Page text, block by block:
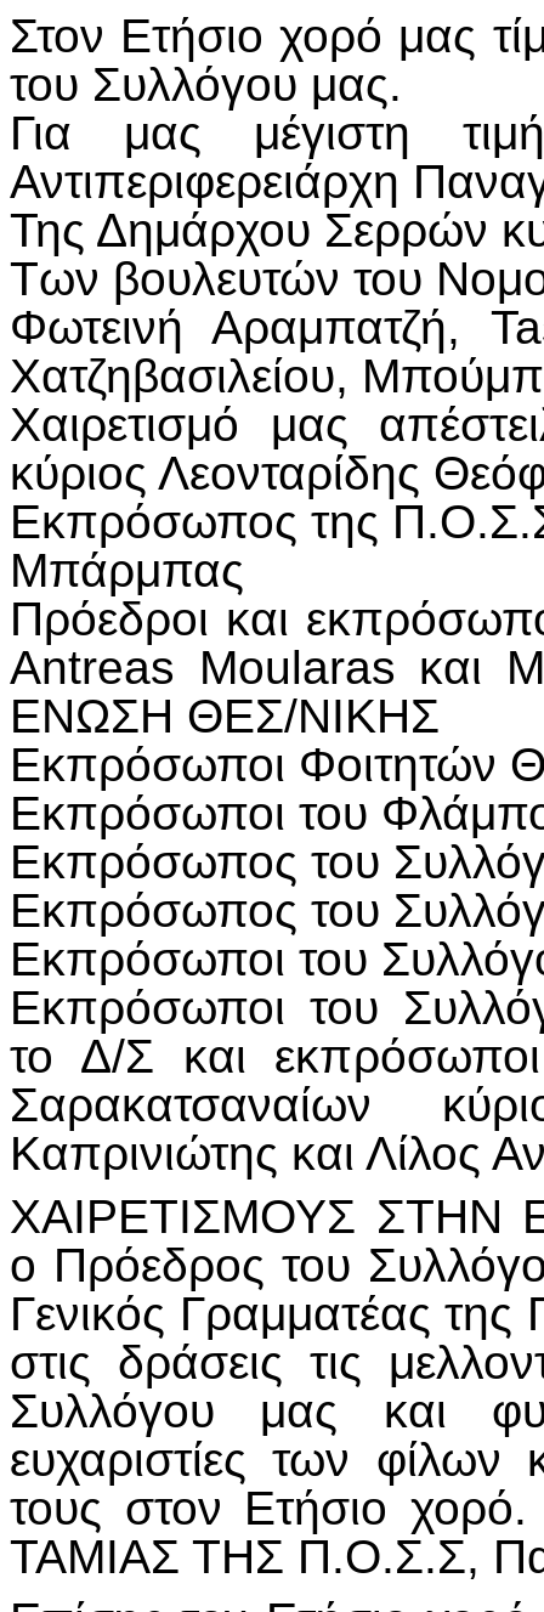
Στον Ετήσιο χορό μας
του Συλλόγου μας.
Για μας μέγιστη
Αντιπεριφερειάρχη
Της Δημάρχου Σερρών
Των βουλευτών του
Φωτεινή Αραμπατζή,
Χατζηβασιλείου,
Χαιρετισμό μας
κύριος Λεονταρίδης
Εκπρόσωπος της
Μπάρμπας
Πρόεδροι και
Antreas Moularas και
ΕΝΩΣΗ ΘΕΣ/ΝΙΚΗΣ
Εκπρόσωποι Φοιτητών
Εκπρόσωποι του
Εκπρόσωπος του
Εκπρόσωπος του
Εκπρόσωποι του
Εκπρόσωποι του
το Δ/Σ και
Σαρακατσαναίων
Καπρινιώτης και Λίλος
ΧΑΙΡΕΤΙΣΜΟΥΣ ΣΤΗΝ
ο Πρόεδρος του
Γενικός Γραμματέας
στις δράσεις τις
Συλλόγου μας και
ευχαριστίες των
τους στον Ετήσιο
ΤΑΜΙΑΣ ΤΗΣ Π.Ο.Σ.Σ,